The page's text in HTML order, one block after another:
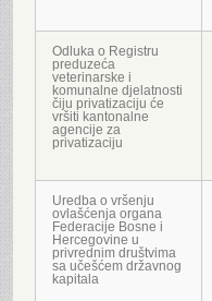
Odluka o Registru
preduzeća
veterinarske i
komunalne djelatnosti
čiju privatizaciju će
vršiti kantonalne
agencije za
privatizaciju
Uredba o vršenju
ovlašćenja organa
Federacije Bosne i
Hercegovine u
privrednim društvima
sa učešćem državnog
kapitala